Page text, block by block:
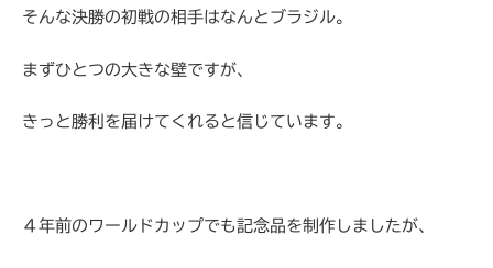
そんな決勝の初戦の相手はなんとブラジル。
まずひとつの大きな壁ですが、
きっと勝利を届けてくれると信じています。
４年前のワールドカップでも記念品を制作しましたが、